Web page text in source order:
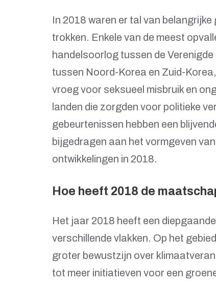
In 2018 waren er tal van
trokken. Enkele van de meest
handelsoorlog tussen de
tussen Noord-Korea en Zuid-
vroeg voor seksueel misbruik en
landen die zorgden voor politieke
gebeurtenissen hebben een
bijgedragen aan het vormgeven
ontwikkelingen in 2018.
Hoe heeft 2018 de
Het jaar 2018 heeft een
verschillende vlakken. Op het
groter bewustzijn over
tot meer initiatieven voor een